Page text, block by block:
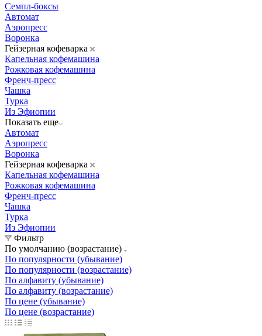
Семпл-боксы
Автомат
Аэропресс
Воронка
Гейзерная кофеварка
Капельная кофемашина
Рожковая кофемашина
Френч-пресс
Чашка
Турка
Из Эфиопии
Показать еще
Автомат
Аэропресс
Воронка
Гейзерная кофеварка
Капельная кофемашина
Рожковая кофемашина
Френч-пресс
Чашка
Турка
Из Эфиопии
Фильтр
По умолчанию (возрастание)
По популярности (убывание)
По популярности (возрастание)
По алфавиту (убывание)
По алфавиту (возрастание)
По цене (убывание)
По цене (возрастание)